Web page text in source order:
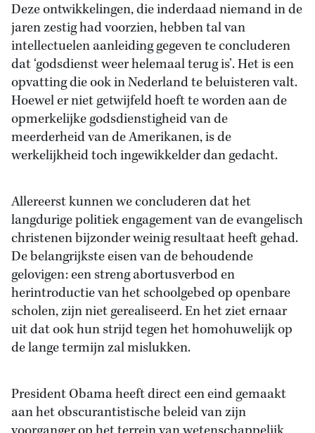
Deze ontwikkelingen, die inderdaad niemand in de
jaren zestig had voorzien, hebben tal van
intellectuelen aanleiding gegeven te concluderen
dat ‘godsdienst weer helemaal terug is’. Het is een
opvatting die ook in Nederland te beluisteren valt.
Hoewel er niet getwijfeld hoeft te worden aan de
opmerkelijke godsdienstigheid van de
meerderheid van de Amerikanen, is de
werkelijkheid toch ingewikkelder dan gedacht.
Allereerst kunnen we concluderen dat het
langdurige politiek engagement van de evangelisch
christenen bijzonder weinig resultaat heeft gehad.
De belangrijkste eisen van de behoudende
gelovigen: een streng abortusverbod en
herintroductie van het schoolgebed op openbare
scholen, zijn niet gerealiseerd. En het ziet ernaar
uit dat ook hun strijd tegen het homohuwelijk op
de lange termijn zal mislukken.
President Obama heeft direct een eind gemaakt
aan het obscurantistische beleid van zijn